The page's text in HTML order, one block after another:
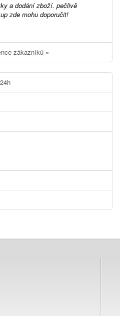
zde mohu doporučit!
zákazníků »